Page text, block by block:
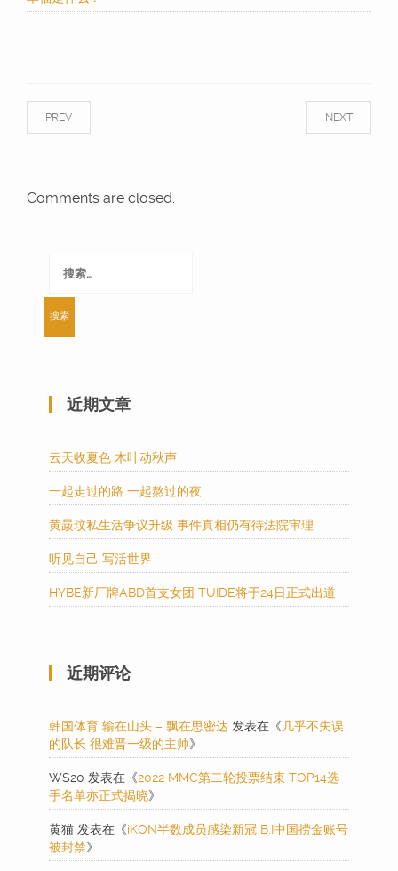
NEXT
PREV
Comments are closed.
索：
近期文章
云天收夏色 木叶动秋声
一起走过的路 一起熬过的夜
黄晸玟私生活争议升级 事件真相仍有待法院审理
听见自己 写活世界
HYBE新厂牌ABD首支女团 TUIDE将于24日正式出道
近期评论
韩国体育 输在山头 – 飘在思密达 发表在《 几乎不失误
的队长 很难晋一级的主帅》
WS20 发表在《2022 MMC第二轮投票结束 TOP14选
手名单亦正式揭晓》
黄猫 发表在《iKON半数成员感染新冠 B.I中国捞金账号
被封禁》